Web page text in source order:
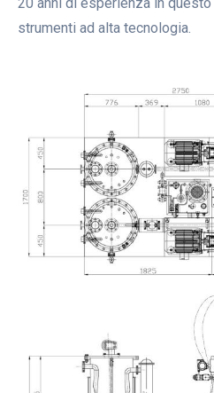
strumenti ad alta tecnologia.